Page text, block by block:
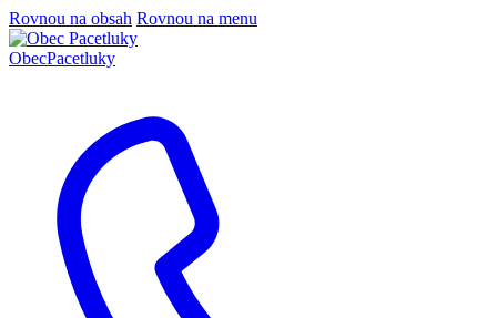
Rovnou na obsah Rovnou na menu
ObecPacetluky